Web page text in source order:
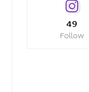
49
Follow